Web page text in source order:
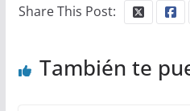
Share This Post:
También te